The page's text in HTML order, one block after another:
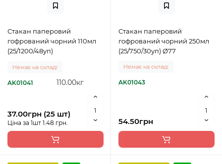
Стакан паперовий
гофрований чорний 110мл
(25/1200/48уп)
Немає на складі
AK01041 110.00кг
37.00грн (25 шт)
Ціна за 1шт 1.48 грн.
Стакан паперовий
гофрований чорний 250мл
(25/750/30уп) Ø77
Немає на складі
AK01043
54.50грн